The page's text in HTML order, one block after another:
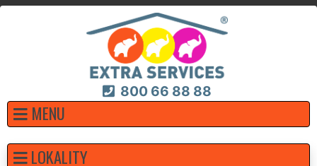
800 66 88 88
MENU
LOKALITY